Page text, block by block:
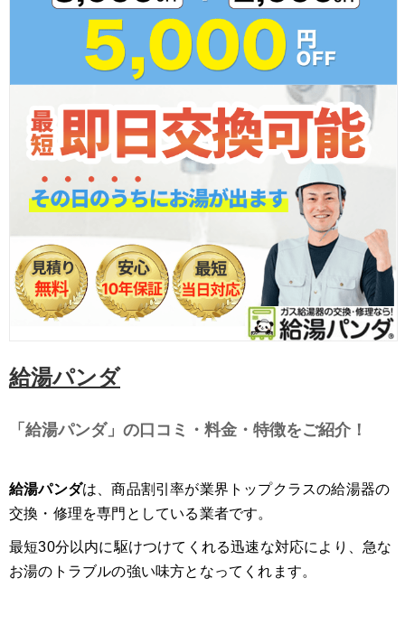
給湯パンダ
「給湯パンダ」の口コミ・料金・特徴をご紹介！
給湯パンダは、商品割引率が業界トップクラスの給湯器の
交換・修理を専門としている業者です。
最短30分以内に駆けつけてくれる迅速な対応により、急な
お湯のトラブルの強い味方となってくれます。